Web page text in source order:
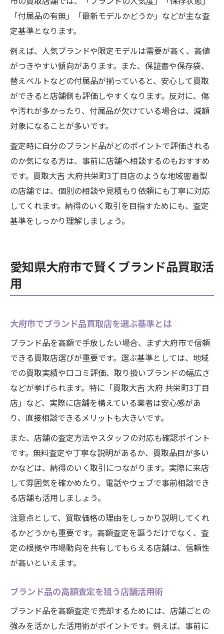
「付属品の有無」「最新モデルかどうか」などが主な査
定基準となります。
例えば、人気ブランドや限定モデルは需要が高く、高値
がつきやすい傾向があります。また、保証書や保存袋、
替えベルトなどの付属品が揃っていると、安心して買取
ができると店舗側も評価しやすくなります。反対に、傷
や汚れが多かったり、付属品が欠けている場合は、減額
対象になることが多いです。
査定時に自分のブランド品がどのポイントで評価される
のか気になる方は、事前に店舗へ相談するのもおすすめ
です。買取大吉 大府共栄町3丁目店のような地域密着型
の店舗では、個別の相談や見積もり依頼にも丁寧に対応
してくれます。納得のいく取引を目指すためにも、査定
基準をしっかり理解しましょう。
愛知県大府市で賢くブランド品買取活
用
大府市でブランド品買取店を選ぶ基準とは
ブランド品を高額で手放したい場合、まず大府市で信頼
できる買取店選びが重要です。選ぶ基準としては、地域
での買取実績や口コミ評価、取り扱いブランドの幅広さ
などが挙げられます。特に「買取大吉 大府 共栄町3丁目
店」など、実際に店舗を構えている業者は安心感があ
り、直接相談できるメリットも大きいです。
また、店舗の査定方法やスタッフの対応も確認ポイント
です。無料査定や丁寧な説明があるか、買取品目が多い
かなどは、納得のいく取引につながります。実際に来店
して雰囲気を確かめたり、電話やウェブで事前相談でき
る店舗も活用しましょう。
注意点として、買取価格の理由をしっかり説明してくれ
るかどうかも重要です。高額査定を謳うだけでなく、査
定の根拠や市場動向を共有してもらえる店舗は、信頼性
が高いといえます。
ブランド品の高額査定を狙う店舗活用術
ブランド品を高額査定で売却するためには、店舗ごとの
強みを活かした活用術がポイントです。例えば、事前に